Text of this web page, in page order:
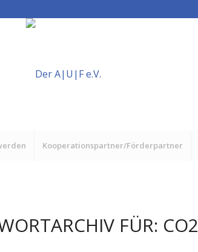
Kooperationspartner/Förderpartner
FÜR: CO2